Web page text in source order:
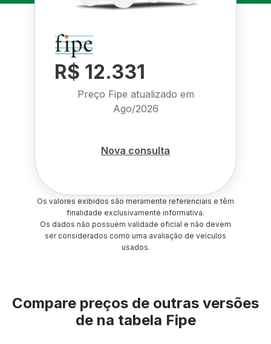
R$ 12.331
Preço Fipe atualizado em
Ago/2026
Nova consulta
Os valores exibidos são meramente referenciais e têm
finalidade exclusivamente informativa.
Os dados não possuem validade oficial e não devem
ser considerados como uma avaliação de veículos
usados.
Compare preços de outras versões
de na tabela Fipe